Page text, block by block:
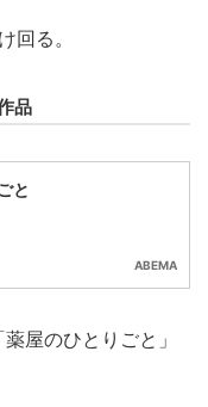
回る。
品
と
ABEMA
屋のひとりごと」